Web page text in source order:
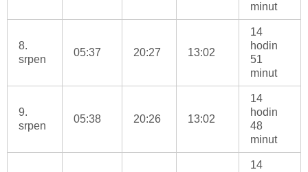
minut
8.
srpen
05:37 20:27 13:02
14
hodin
51
minut
9.
srpen
05:38 20:26 13:02
14
hodin
48
minut
14